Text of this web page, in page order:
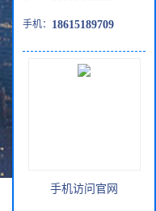
手机： 18615189709
手机访问官网